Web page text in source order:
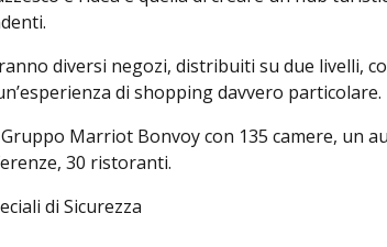
diversi negozi, distribuiti su due livelli,
di shopping davvero particolare.
Marriot Bonvoy con 135 camere, un
30 ristoranti.
di Sicurezza